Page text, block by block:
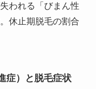
われる「びまん性
休止期脱毛の割合
症）と脱毛症状